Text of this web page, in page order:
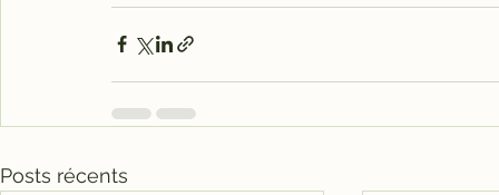
Posts récents